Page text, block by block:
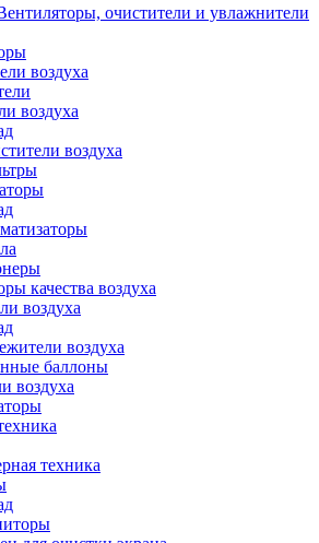
очистители и увлажнители
воздуха
воздуха
воздуха
качества воздуха
воздуха
воздуха
баллоны
воздуха
техника